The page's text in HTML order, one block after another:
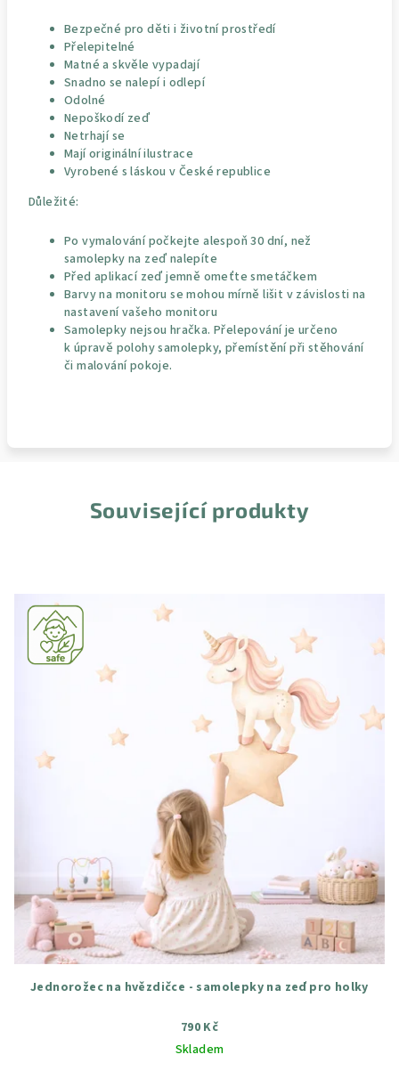
Bezpečné pro děti i životní prostředí
Přelepitelné
Matné a skvěle vypadají
Snadno se nalepí i odlepí
Odolné
Nepoškodí zeď
Netrhají se
Mají originální ilustrace
Vyrobené s láskou v České republice
Důležité:
Po vymalování počkejte alespoň 30 dní, než
samolepky na zeď nalepíte
Před aplikací zeď jemně omeťte smetáčkem
Barvy na monitoru se mohou mírně lišit v závislosti na
nastavení vašeho monitoru
Samolepky nejsou hračka. Přelepování je určeno
k úpravě polohy samolepky, přemístění při stěhování
či malování pokoje.
Související produkty
Jednorožec na hvězdičce - samolepky na zeď pro holky
790 Kč
Skladem